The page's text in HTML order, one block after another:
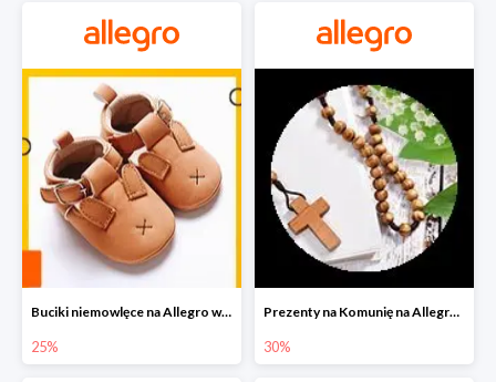
Buciki niemowlęce na Allegro w super cenach
25%
Prezenty na Komunię na Allegro do -30%
30%